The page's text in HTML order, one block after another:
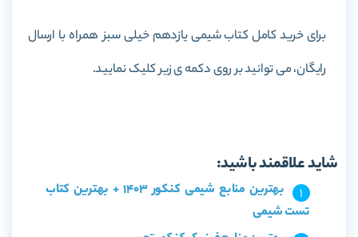
برای خرید کامل کتاب شیمی یازدهم خیلی سبز همراه با ارسال
رایگان، می توانید بر روی دکمه ی زیر کلیک نمایید.
شاید علاقمند باشید:
بهترین منابع شیمی کنکور 1403 + بهترین کتاب
تست شیمی